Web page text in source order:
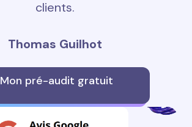
clients.
Thomas Guilhot
Mon pré-audit gratuit